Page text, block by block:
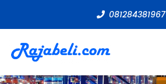
081284381967